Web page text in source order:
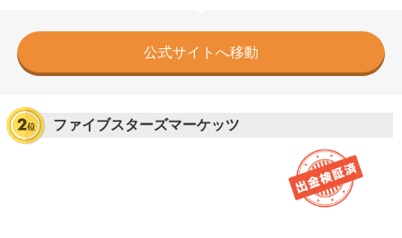
公式サイトへ移動
ファイブスターズマーケッツ